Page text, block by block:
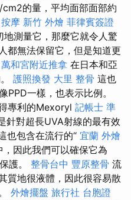
的量，平均面部面部約
摩 新竹 外燴 菲律賓簽證
地測量它，那麼它就令人驚
都無法保留它，但是知道更
萬和宮附近推拿 在日本和亞
護照換發 大里 整骨 這也
PPD一樣，也表示比例。
專利的Mexoryl 記帳士 準
針對超長UVA射線的最有效
也包含在流行的“ 宜蘭 外燴
，因此我們可以確保它為
護。 整骨台中 豐原整骨 流
質地很液體，因此很容易散
外燴擺盤 旅行社 台胞證